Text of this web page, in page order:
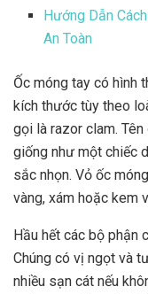
Hướng Dẫn
An Toàn
Ốc móng tay có hình
kích thước tùy theo
gọi là razor clam.
giống như một chiếc
sắc nhọn. Vỏ ốc
vàng, xám hoặc kem
Hầu hết các bộ phận
Chúng có vị ngọt và
nhiều sạn cát nếu